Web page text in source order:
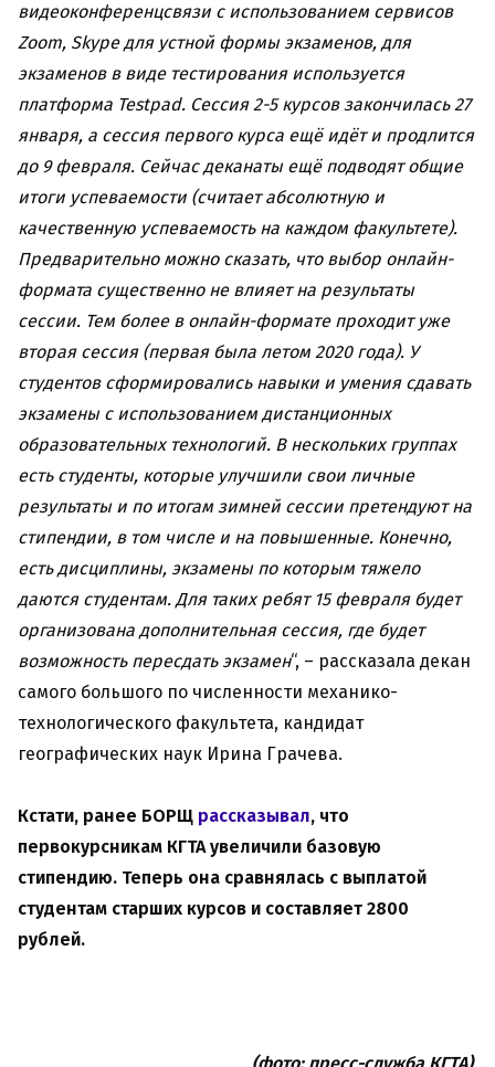
видеоконференцсвязи с использованием сервисов
Zoom, Skype для устной формы экзаменов, для
экзаменов в виде тестирования используется
платформа Testpad. Сессия 2-5 курсов закончилась 27
января, а сессия первого курса ещё идёт и продлится
до 9 февраля. Сейчас деканаты ещё подводят общие
итоги успеваемости (считает абсолютную и
качественную успеваемость на каждом факультете).
Предварительно можно сказать, что выбор онлайн-
формата существенно не влияет на результаты
сессии. Тем более в онлайн-формате проходит уже
вторая сессия (первая была летом 2020 года). У
студентов сформировались навыки и умения сдавать
экзамены с использованием дистанционных
образовательных технологий. В нескольких группах
есть студенты, которые улучшили свои личные
результаты и по итогам зимней сессии претендуют на
стипендии, в том числе и на повышенные. Конечно,
есть дисциплины, экзамены по которым тяжело
даются студентам. Для таких ребят 15 февраля будет
организована дополнительная сессия, где будет
возможность пересдать экзамен“, – рассказала декан
самого большого по численности механико-
технологического факультета, кандидат
географических наук Ирина Грачева.
Кстати, ранее БОРЩ рассказывал, что
первокурсникам КГТА увеличили базовую
стипендию. Теперь она сравнялась с выплатой
студентам старших курсов и составляет 2800
рублей.